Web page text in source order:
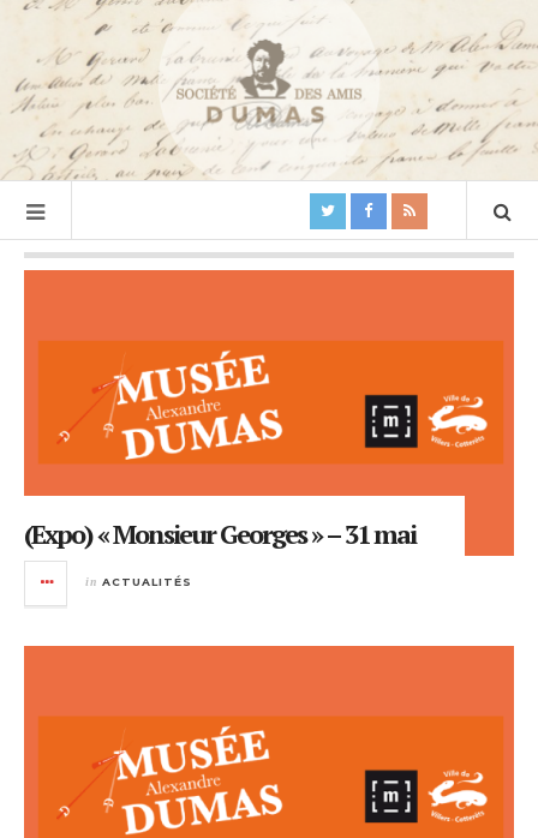
(Expo) « Monsieur Georges » – 31 mai
in ACTUALITÉS